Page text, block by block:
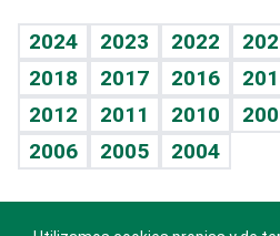
Vida y familia
Eñe
Celebrando la vida
Sin complejos
En pocas palabras
TBT Deportivo
Guía del dinero
Horóscopos
Crucigramas
2024 2023 2022
2018
2017 2016
2012
2011 2010
2006
2005 2004